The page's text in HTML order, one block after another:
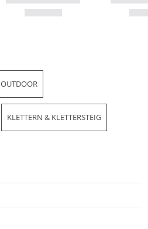
OUTDOOR
KLETTERN & KLETTERSTEIG